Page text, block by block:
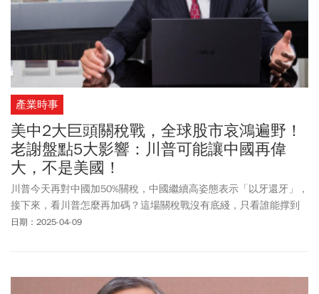
產業時事
美中2大巨頭關稅戰，全球股市哀鴻遍野！
老謝盤點5大影響：川普可能讓中國再偉
大，不是美國！
川普今天再對中國加50%關稅，中國繼續高姿態表示「以牙還牙」，
接下來，看川普怎麼再加碼？這場關稅戰沒有底綫，只看誰能撑到
最後？但金融市場已經呈現燎原之勢，全世界都找不到避風港。
日期：2025-04-09